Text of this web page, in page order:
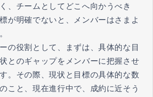
、チームとしてどこへ向かうべき
が明確でないと、メンバーはさまよ
の役割として、まずは、具体的な目
とのギャップをメンバーに把握させ
。その際、現状と目標の具体的な数
こと、現在進行中で、成約に近そう